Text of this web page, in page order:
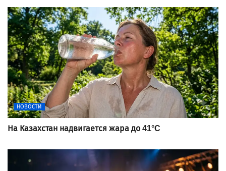
НОВОСТИ
На Казахстан надвигается жара до 41°C